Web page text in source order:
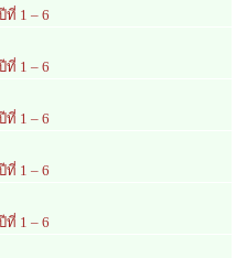
1 – 6
1 – 6
1 – 6
1 – 6
1 – 6